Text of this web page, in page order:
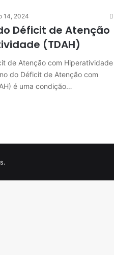
14, 2024
Déficit de Atenção
(TDAH)
de Atenção com Hiperatividade
do Déficit de Atenção com
é uma condição…